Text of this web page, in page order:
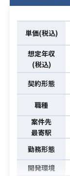
業務内容
必須スキル
単価(税込)
想定年収
(税込)
契約形態
職種
案件先
最寄駅
勤務形態
開発環境